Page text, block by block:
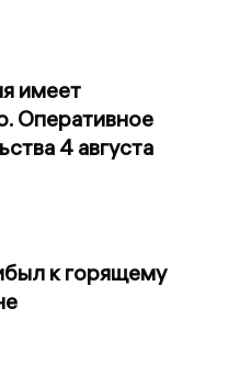
имеет
Оперативное
4 августа
к горящему